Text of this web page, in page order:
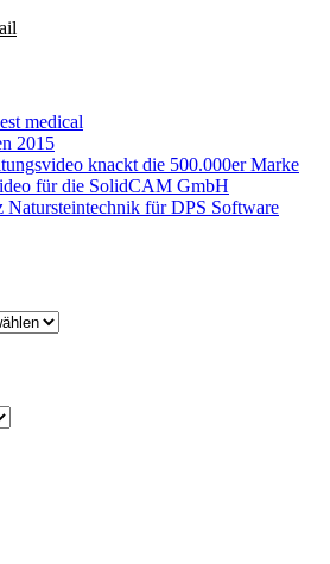
medical
2015
knackt die 500.000er Marke
für die SolidCAM GmbH
Natursteintechnik für DPS Software